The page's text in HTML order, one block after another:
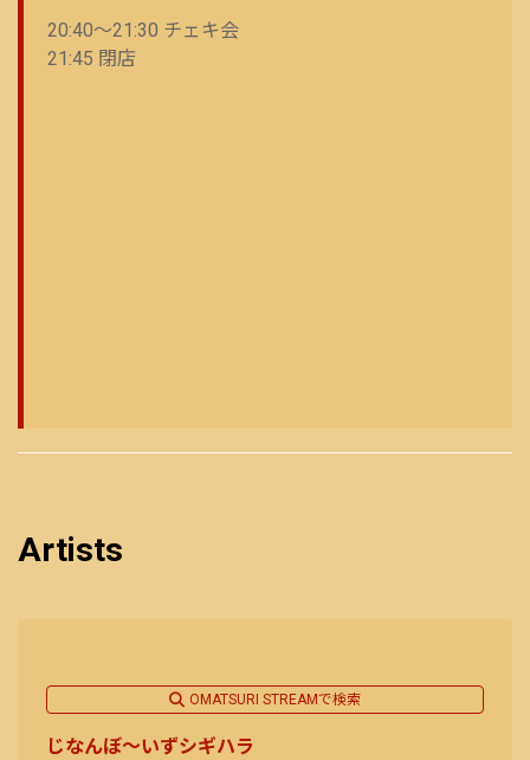
20:40〜21:30 チェキ会
21:45 閉店
Artists
OMATSURI STREAMで検索
じなんぼ～いずシギハラ